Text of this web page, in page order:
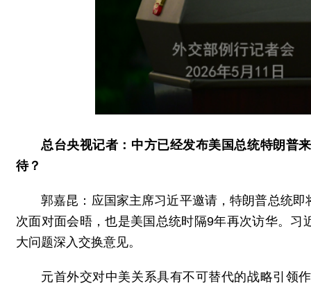
总台央视记者：中方已经发布美国总统特朗普
待？
郭嘉昆：应国家主席习近平邀请，特朗普总统
次面对面会晤，也是美国总统时隔9年再次访华。
大问题深入交换意见。
元首外交对中美关系具有不可替代的战略引领